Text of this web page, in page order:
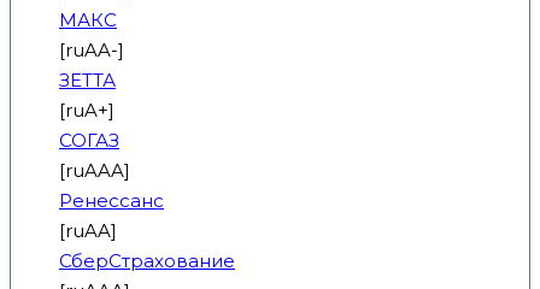
МАКС
[ruAA-]
ЗЕТТА
[ruA+]
СОГАЗ
[ruAAA]
Ренессанс
[ruAA]
СберСтрахование